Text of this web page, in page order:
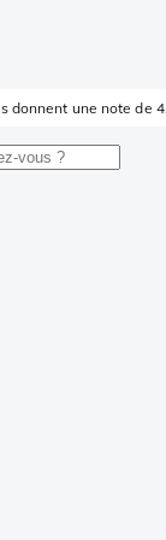
donnent une note de